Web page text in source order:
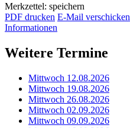
Merkzettel: speichern
PDF drucken E-Mail verschicken
Informationen
Weitere Termine
Mittwoch 12.08.2026
Mittwoch 19.08.2026
Mittwoch 26.08.2026
Mittwoch 02.09.2026
Mittwoch 09.09.2026